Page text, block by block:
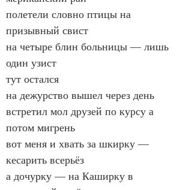
полетели словно птицы на
призывный свист
на четыре блин больницы — лишь
один узист
тут остался
на дежурство вышел через день
встретил мол друзей по курсу а
потом мигрень
вот меня и хвать за шкирку —
кесарить всерьёз
а дочурку — на Каширку в